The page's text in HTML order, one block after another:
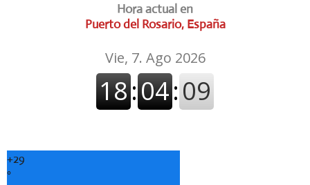
Hora actual en
Puerto del Rosario, España
+29
°